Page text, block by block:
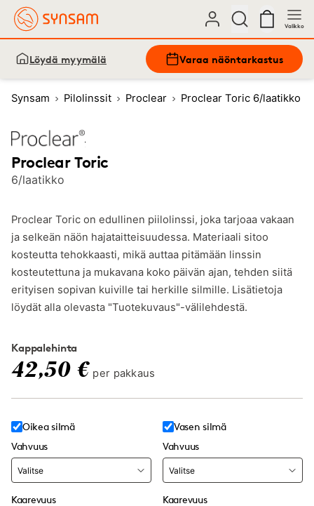
Valikko
Löydä myymälä Varaa näöntarkastus
Synsam Pilolinssit Proclear Proclear Toric 6/laatikko
Kuukausilinssit
Proclear Toric
6/laatikko
Proclear Toric on edullinen piilolinssi, joka tarjoaa vakaan
ja selkeän näön hajataitteisuudessa. Materiaali sitoo
kosteutta tehokkaasti, mikä auttaa pitämään linssin
kosteutettuna ja mukavana koko päivän ajan, tehden siitä
erityisen sopivan kuiville tai herkille silmille. Lisätietoja
löydät alla olevasta "Tuotekuvaus"-välilehdestä.
Kappalehinta
42,50 € per pakkaus
Oikea silmä
Vahvuus
Kaarevuus
Vasen silmä
Vahvuus
Kaarevuus